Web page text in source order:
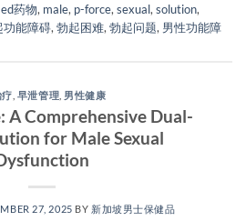
ed药物, male, p-force, sexual, solution,
功能障碍, 勃起困难, 勃起问题, 男性功能障
疗 早泄管理 男性健康
A Comprehensive Dual-
for Male Sexual
27, 2025 BY 新加坡男士保健品